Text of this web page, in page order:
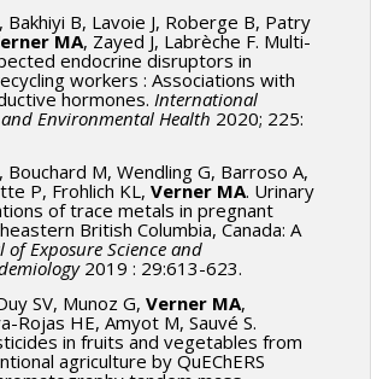
Bakhiyi B, Lavoie J, Roberge B, Patry
MA, Zayed J, Labrèche F. Multi-
endocrine disruptors in
workers : Associations with
hormones. International
Environmental Health 2020; 225:
, Bouchard M, Wendling G, Barroso A,
P, Frohlich KL, Verner MA. Urinary
of trace metals in pregnant
British Columbia, Canada: A
of Exposure Science and
2019 : 29:613-623.
SV, Munoz G, Verner MA,
Rojas HE, Amyot M, Sauvé S.
in fruits and vegetables from
agriculture by QuEChERS